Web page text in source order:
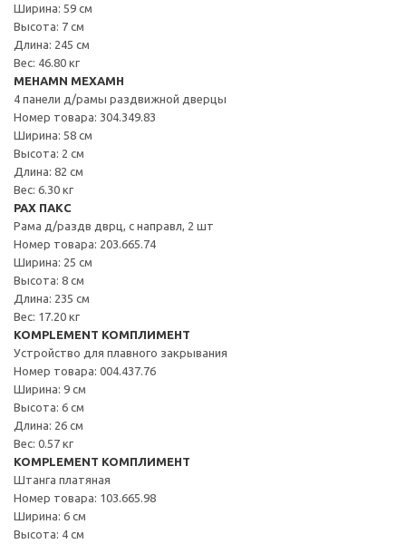
Ширина: 59 см
Высота: 7 см
Длина: 245 см
Вес: 46.80 кг
MEHAMN МЕХАМН
4 панели д/рамы раздвижной дверцы
Номер товара: 304.349.83
Ширина: 58 см
Высота: 2 см
Длина: 82 см
Вес: 6.30 кг
PAX ПАКС
Рама д/раздв дврц, с направл, 2 шт
Номер товара: 203.665.74
Ширина: 25 см
Высота: 8 см
Длина: 235 см
Вес: 17.20 кг
KOMPLEMENT КОМПЛИМЕНТ
Устройство для плавного закрывания
Номер товара: 004.437.76
Ширина: 9 см
Высота: 6 см
Длина: 26 см
Вес: 0.57 кг
KOMPLEMENT КОМПЛИМЕНТ
Штанга платяная
Номер товара: 103.665.98
Ширина: 6 см
Высота: 4 см